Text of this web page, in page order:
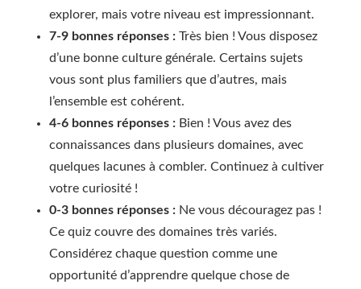
explorer, mais votre niveau est impressionnant.
7-9 bonnes réponses : Très bien ! Vous disposez
d’une bonne culture générale. Certains sujets
vous sont plus familiers que d’autres, mais
l’ensemble est cohérent.
4-6 bonnes réponses : Bien ! Vous avez des
connaissances dans plusieurs domaines, avec
quelques lacunes à combler. Continuez à cultiver
votre curiosité !
0-3 bonnes réponses : Ne vous découragez pas !
Ce quiz couvre des domaines très variés.
Considérez chaque question comme une
opportunité d’apprendre quelque chose de